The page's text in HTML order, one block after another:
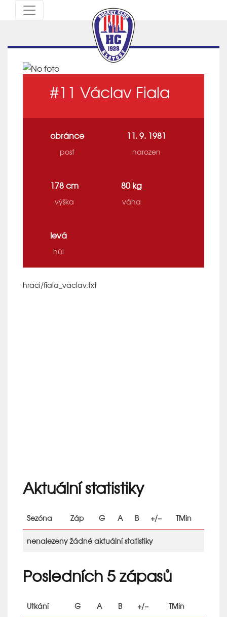
#11 Václav Fiala
obránce
post
11. 9. 1981
narozen
178 cm
výška
80 kg
váha
levá
hůl
hraci/fiala_vaclav.txt
Aktuální statistiky
Sezóna Záp G A B +/− TMin
nenalezeny žádné aktuální statistiky
Posledních 5 zápasů
Utkání G A B +/− TMin